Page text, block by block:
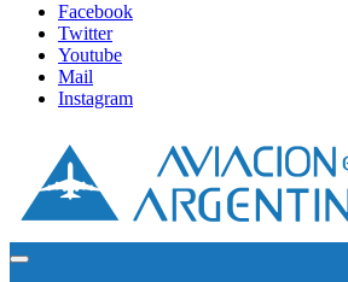
Facebook
Twitter
Youtube
Mail
Instagram